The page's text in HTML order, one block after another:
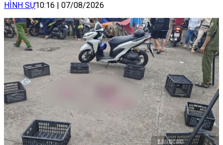
HÌNH SỰ10:16 | 07/08/2026